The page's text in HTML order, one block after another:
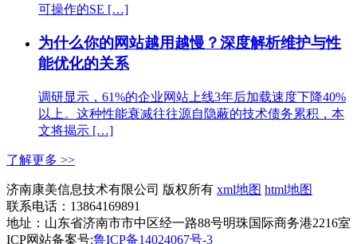
可操作的SE […]
为什么你的网站越用越慢？深度解析维护与性
能优化的关系
调研显示，61%的企业网站上线3年后加载速度下降40%
以上。这种性能衰减往往源自隐蔽的技术债务累积，本
文将揭示 […]
了解更多 >>
济南康美信息技术有限公司 版权所有 xml地图 html地图
联系电话：13864169891
地址：山东省济南市市中区经一路88号明珠国际商务港2216室
ICP网站备案号:鲁ICP备14024067号-3